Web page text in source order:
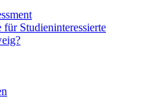
für Studieninteressierte